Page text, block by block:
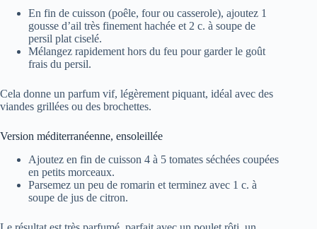
En fin de cuisson (poêle, four ou casserole), ajoutez 1
gousse d’ail très finement hachée et 2 c. à soupe de
persil plat ciselé.
Mélangez rapidement hors du feu pour garder le goût
frais du persil.
Cela donne un parfum vif, légèrement piquant, idéal avec des
viandes grillées ou des brochettes.
Version méditerranéenne, ensoleillée
Ajoutez en fin de cuisson 4 à 5 tomates séchées coupées
en petits morceaux.
Parsemez un peu de romarin et terminez avec 1 c. à
soupe de jus de citron.